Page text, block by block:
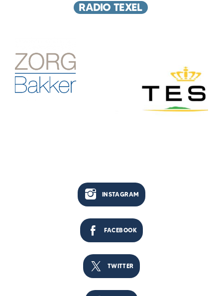
RADIO TEXEL
INSTAGRAM
FACEBOOK
TWITTER